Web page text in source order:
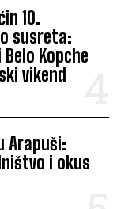
10.
susreta:
Kopche
vikend
Arapuši:
i okus